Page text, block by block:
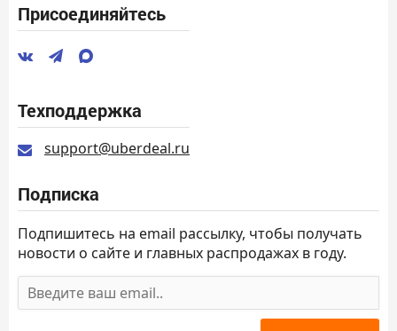
Присоединяйтесь
Техподдержка
support@uberdeal.ru
Подписка
Подпишитесь на email рассылку, чтобы получать
новости о сайте и главных распродажах в году.